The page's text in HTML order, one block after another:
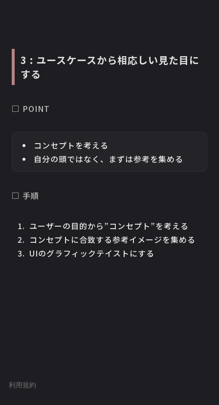
3 : ユースケースから相応しい見た目に
する
□ POINT
コンセプトを考える
自分の頭ではなく、まずは参考を集める
□ 手順
ユーザーの目的から”コンセプト”を考える
コンセプトに合致する参考イメージを集める
UIのグラフィックテイストにする
利用規約